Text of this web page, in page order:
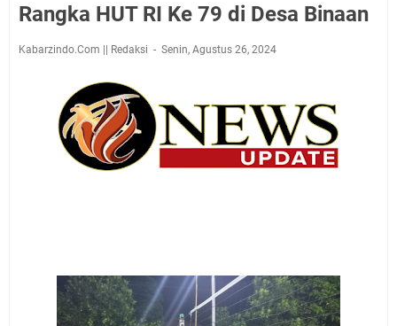
Rangka HUT RI Ke 79 di Desa Binaan
Kabarzindo.Com || Redaksi Senin, Agustus 26, 2024